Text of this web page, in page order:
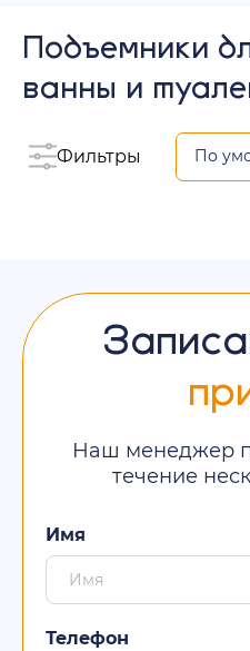
Подъемники
ванны и
Фильтры
Наш менеджер
течение
Имя
Телефон